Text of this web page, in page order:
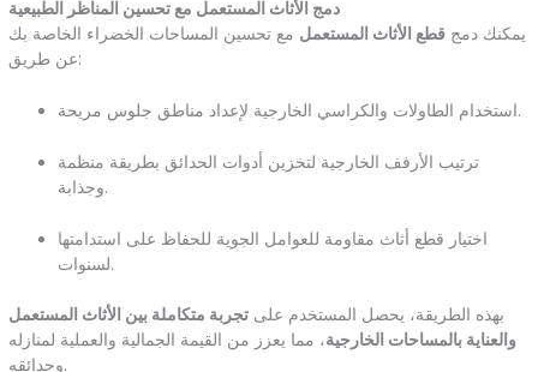
يمكنك دمج قطع الأثاث المستعمل مع تحسين المساحات الخضراء الخاصة بك
عن طريق:
استخدام الطاولات والكراسي الخارجية لإعداد مناطق جلوس مريحة.
ترتيب الأرفف الخارجية لتخزين أدوات الحدائق بطريقة منظمة
وجذابة.
اختيار قطع أثاث مقاومة للعوامل الجوية للحفاظ على استدامتها
لسنوات.
بهذه الطريقة، يحصل المستخدم على تجربة متكاملة بين الأثاث المستعمل
والعناية بالمساحات الخارجية، مما يعزز من القيمة الجمالية والعملية لمنازله
وحدائقه.